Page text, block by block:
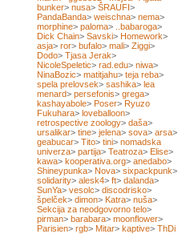
bunker> nusa> ŠRAUFI>
PandaBanda> weischna> nema>
morphine> paloma> ..babaroga>
Dick Chain> Savski> Homework>
asja> ror> bufalo> mali> Ziggi>
Dodo> Tjasa Jerak>
NicoleSpeletic> rad.edu> niwa>
NinaBozic> matitjahu> teja reba>
spela prelovsek> sashika> lea
menard> persefonis> grega>
kashayabole> Poser> Ryuzo
Fukuhara> loveballoon>
retrospective zoology> daša>
ursalikar> tine> jelena> sova> arsa>
geabucar> Tito> tini> nomadska
univerza> partija> Teatroza> Elise>
kawa> kooperativa.org> anedabo>
Shineypunka> Nova> sixpackpunk>
solidarity> alesk4> ft> dalanda>
SunYa> vesolc> discodrisko>
špelček> dimon> Katra> nuša>
Sekcija za neodgovorno telo>
pirman> barabara> moonflower>
Parisien> rgb> Mitar> kaptive> ThDi